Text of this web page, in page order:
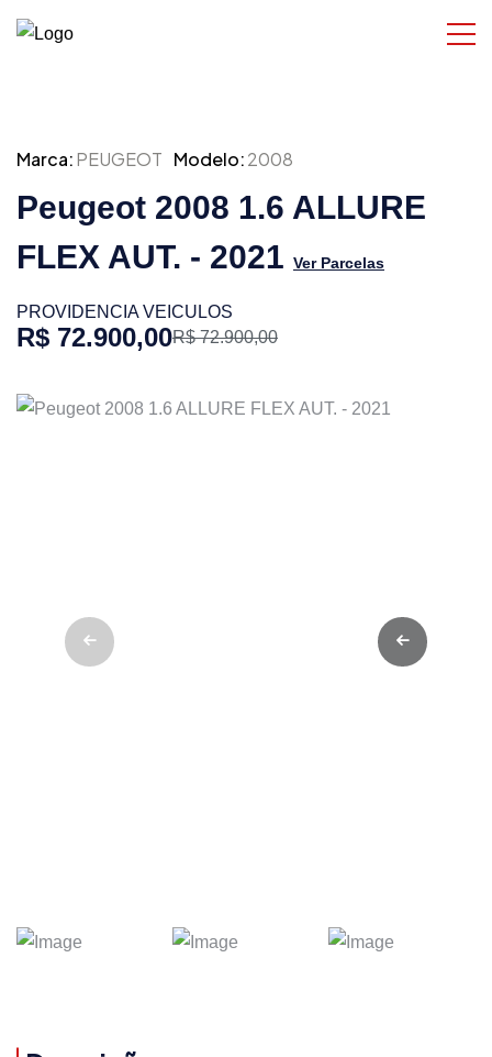
Marca:PEUGEOT Modelo:2008
Peugeot 2008 1.6 ALLURE
FLEX AUT. - 2021 Ver Parcelas
PROVIDENCIA VEICULOS
R$ 72.900,00R$ 72.900,00